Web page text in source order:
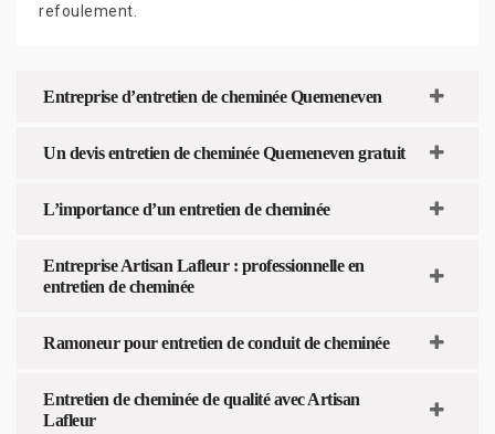
refoulement.
Entreprise d’entretien de cheminée Quemeneven
Un devis entretien de cheminée Quemeneven gratuit
L’importance d’un entretien de cheminée
Entreprise Artisan Lafleur : professionnelle en
entretien de cheminée
Ramoneur pour entretien de conduit de cheminée
Entretien de cheminée de qualité avec Artisan
Lafleur